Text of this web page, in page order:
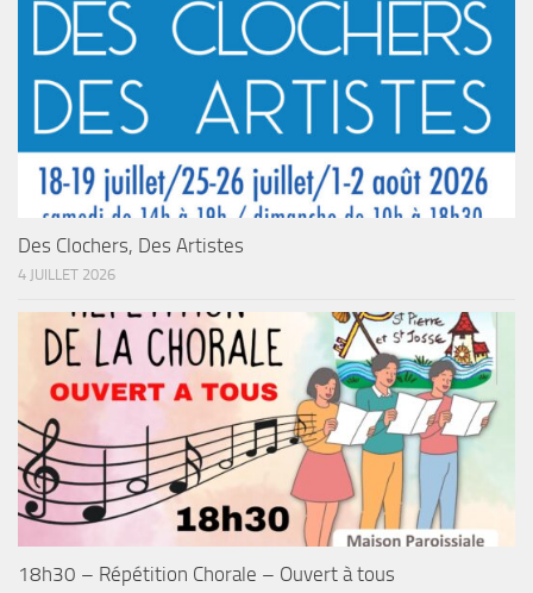
Des Clochers, Des Artistes
4 JUILLET 2026
18h30 – Répétition Chorale – Ouvert à tous